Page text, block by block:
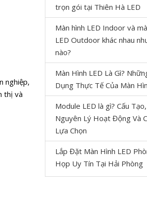
nghiệp,
thị và
trọn gói tại Thiên Hà LED
Màn hình LED Indoor và
LED Outdoor khác nhau
nào?
Màn Hình LED Là Gì?
Dụng Thực Tế Của Màn
Module LED là gì? Cấu Tạo,
Nguyên Lý Hoạt Động Và
Lựa Chọn
Lắp Đặt Màn Hình LED
Họp Uy Tín Tại Hải Phòng